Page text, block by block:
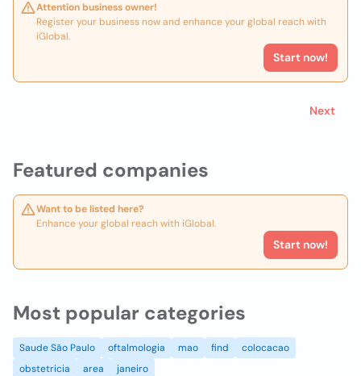
Featured companies
Want to be listed here?
Enhance your global reach with iGlobal.
Start now!
Attention business owner!
Register your business now and enhance your global reach with
iGlobal.
Start now!
Next
Most popular categories
Saude São Paulo oftalmologia mao find
colocacao
obstetricia
area
janeiro